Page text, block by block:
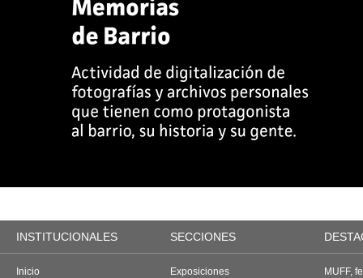
INSTITUCIONALES SECCIONES
Inicio
Exposiciones
MUFF,